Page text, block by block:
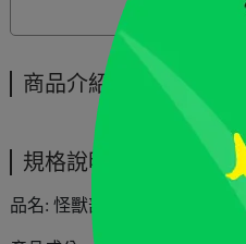
商品介紹
商品介紹
規格說明
品名: 怪獸部落 無膠鮮肉煲